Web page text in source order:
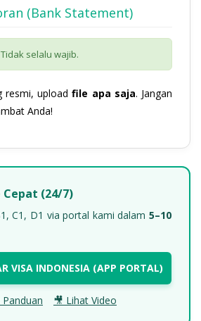
(Bank Statement)
Tidak selalu wajib.
resmi, uploadfile apa saja. Jangan
Anda!
(24/7)
C1, D1 via portal kami dalam 5–10
VISA INDONESIA (APP PORTAL)
Panduan 🎥 Lihat Video